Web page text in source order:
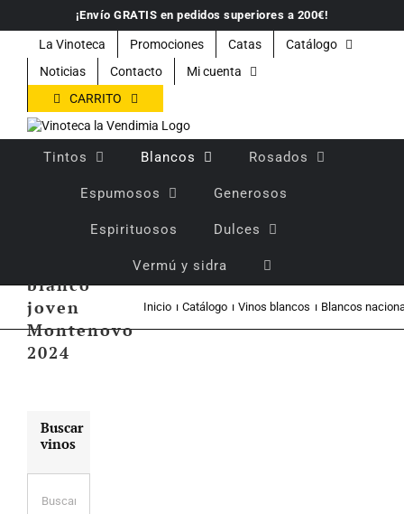
contenido
¡Envío GRATIS en pedidos superiores a 200€!
La Vinoteca Promociones Catas
Catálogo
Noticias
Contacto
Mi cuenta
CARRITO
Tintos Blancos Rosados
Espumosos Generosos
Espirituosos Dulces
Vermú y sidra
blanco
joven
Montenovo
2024
Inicio Catálogo Vinos blancos Blancos
Buscar
vinos